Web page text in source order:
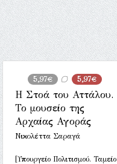
5,97€ 5,97€
Η Στοά του Αττάλου.
Το μουσείο της
Αρχαίας Αγοράς
Νικολέττα Σαραγά
[Υπουργείο Πολιτισμού. Ταμείο